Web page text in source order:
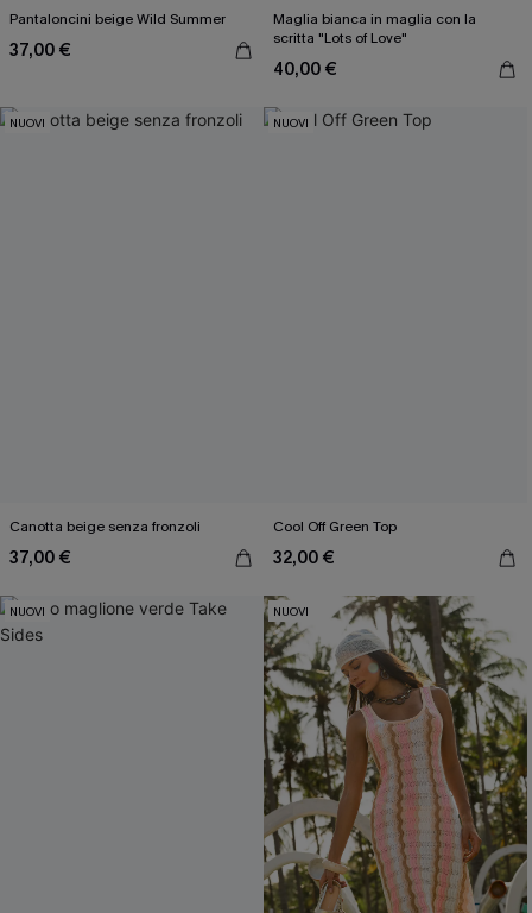
Pantaloncini beige Wild Summer
37,00 €
Maglia bianca in maglia con la
scritta "Lots of Love"
40,00 €
NUOVI
Canotta beige senza fronzoli
37,00 €
NUOVI
Cool Off Green Top
32,00 €
NUOVI NUOVI